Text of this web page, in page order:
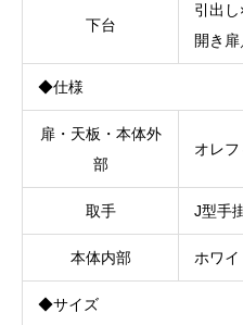
下台
引出
開き
◆仕様
扉・天板・本体外
部
オレ
取手 J型手
本体内部 ホワ
◆サイズ